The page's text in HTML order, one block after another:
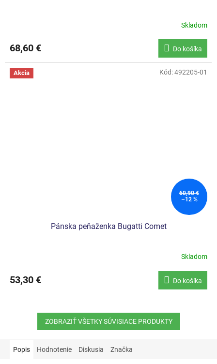
Skladom
68,60 € Do košíka
Akcia
60,90 €
–12 %
Pánska peňaženka Bugatti Comet
Skladom
53,30 € Do košíka
Kód:492205-01
ZOBRAZIŤ VŠETKY SÚVISIACE PRODUKTY
Popis Hodnotenie Diskusia Značka